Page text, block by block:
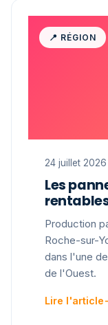
📍 RÉGION
24 juillet 2026
Les
Production
Roche-sur-
dans l'une
de l'Ouest.
Lire l'article